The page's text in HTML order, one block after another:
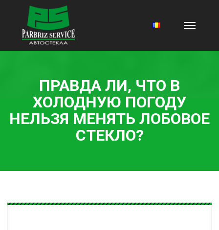
ПРАВДА ЛИ, ЧТО В
ХОЛОДНУЮ ПОГОДУ
НЕЛЬЗЯ МЕНЯТЬ ЛОБОВОЕ
СТЕКЛО?